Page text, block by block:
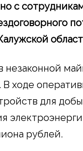
с
незаконной
ходе
для
рублей.